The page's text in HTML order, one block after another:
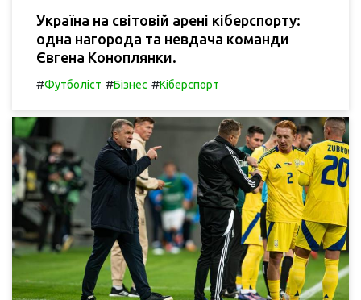
Україна на світовій арені кіберспорту:
одна нагорода та невдача команди
Євгена Коноплянки.
#Футболіст #Бізнес #Кіберспорт